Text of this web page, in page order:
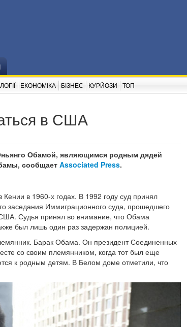
ЕКОНОМІКА БІЗНЕС КУРЙОЗИ ТОП
в США
Обамой, являющимся родным дядей
сообщает Associated Press.
в 1960-х годах. В 1992 году суд принял
заседания Иммиграционного суда, прошедшего
Судья принял во внимание, что Обама
был лишь один раз задержан полицией.
Барак Обама. Он президент Соединенных
со своим племянником, когда тот был еще
к родным детям. В Белом доме отметили, что